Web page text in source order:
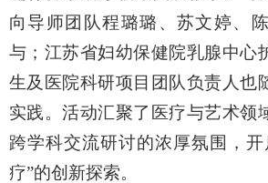
向导师团队程璐璐、苏文婷、
与；江苏省妇幼保健院乳腺中心
生及医院科研项目团队负责人也
实践。活动汇聚了医疗与艺术领
跨学科交流研讨的浓厚氛围，
疗”的创新探索。